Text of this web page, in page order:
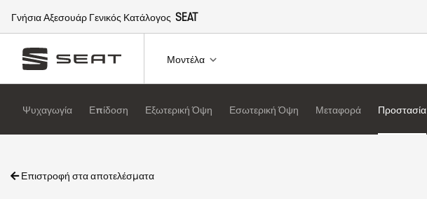
Γνήσια Αξεσουάρ Γενικός Κατάλογος SEAT
Μοντέλα
Ψυχαγωγία Επίδοση Εξωτερική Όψη Εσωτερική Όψη Μεταφορά Προστασία
Επιστροφή στα αποτελέσματα